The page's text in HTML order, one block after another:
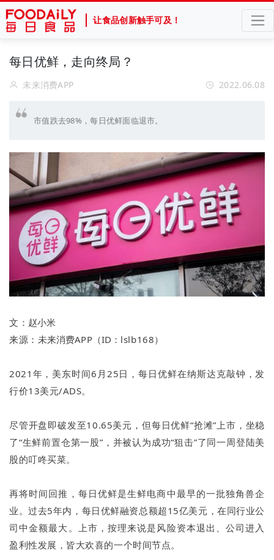
让食品创新触手可及！
每日优鲜，走向终局？
未来消费APP 2022.06.08
市值跌去98%，每日优鲜面临退市。
文： 赵小米
来源： 未来消费APP（ID： lslb168）
2021年，美东时间6月25日，每日优鲜在纳斯达克敲钟，发
行价13美元/ADS。
尽管开盘即破发至10.65美元，但每日优鲜“抢滩”上市，坐稳
了“生鲜前置仓第一股”，并被认为成功“狙击”了同一周登陆美
股的叮咚买菜。
再将时间回推，每日优鲜是生鲜电商中最早的一批独角兽企
业。过去5年内，每日优鲜融资总额超15亿美元，在同行业公
司中金额最大。上市，按理来说是风险资本退出、公司进入
盈利性发展，皆大欢喜的一个时间节点。